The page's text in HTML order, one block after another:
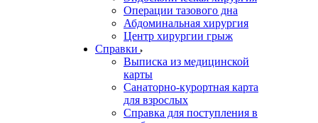
Операции тазового дна
Абдоминальная хирургия
Центр хирургии грыж
Справки
Выписка из медицинской
карты
Санаторно-курортная карта
для взрослых
Справка для поступления в